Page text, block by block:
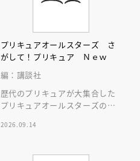
プリキュアオールスターズ さ
がして！プリキュア Ｎｅｗ
編：講談社
歴代のプリキュアが大集合した
プリキュアオールスターズのさ
ストがいっぱいです！
2026.09.14